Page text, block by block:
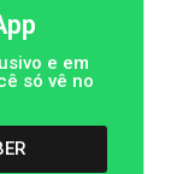
e em
só vê no